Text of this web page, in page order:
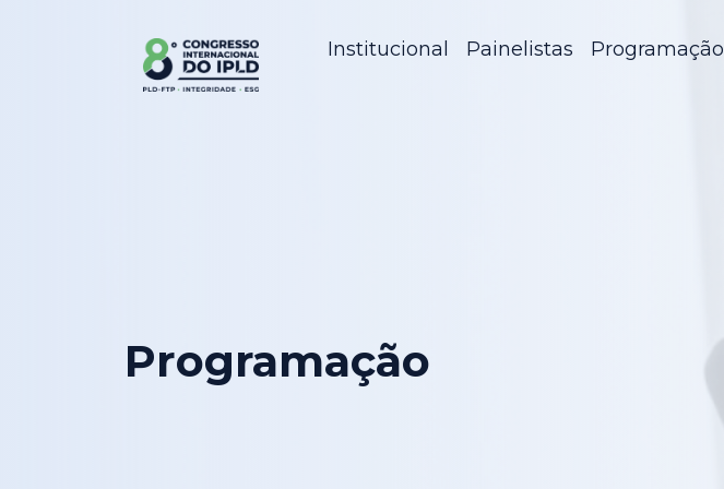
Institucional Painelistas Programação
Programação